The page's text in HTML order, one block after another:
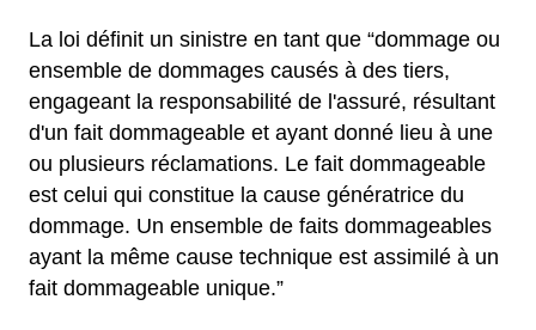
La loi définit un sinistre en tant que “dommage ou
ensemble de dommages causés à des tiers,
engageant la responsabilité de l'assuré, résultant
d'un fait dommageable et ayant donné lieu à une
ou plusieurs réclamations. Le fait dommageable
est celui qui constitue la cause génératrice du
dommage. Un ensemble de faits dommageables
ayant la même cause technique est assimilé à un
fait dommageable unique.”